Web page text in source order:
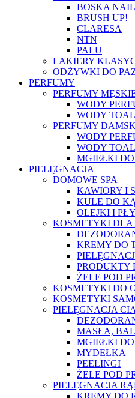
BOSKA
BRUSH UP!
CLARESA
NTN
PALU
LAKIERY
ODŻYWKI DO
PERFUMY
PERFUMY
WODY
WODY
PERFUMY
WODY
WODY
MGIEŁKI
PIELĘGNACJA
DOMOWE SPA
KAWIORY I
KULE DO
OLEJKI I
KOSMETYKI DLA
KREMY DO
PRODUKTY
ŻELE POD
KOSMETYKI DO
KOSMETYKI
PIELĘGNACJA
MASŁA,
MGIEŁKI
MYDEŁKA
PEELINGI
ŻELE POD
PIELĘGNACJA
KREMY DO